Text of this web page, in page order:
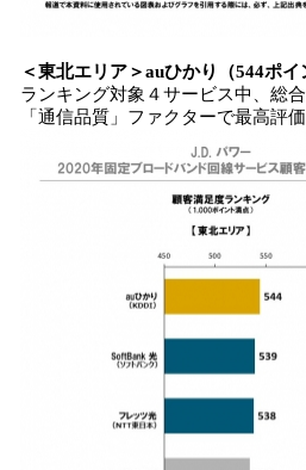
＜東北エリア＞auひかり （544ポイ
ランキング対象４サービス中、総合
「通信品質」ファクターで最高評価